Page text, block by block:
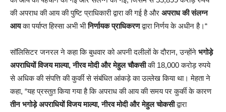
की अपराध की आय की पुष्टि प्राधिकारी द्वारा की गई है और अपराध की संलग्न
आयका पर्याप्त हिस्सा अभी भीनिर्णायक प्राधिकरणद्वारा निर्णय के अधीन है।“
सॉलिसिटर जनरल ने कहा कि बुधवार को अपनी दलीलों के दौरान, उन्होंने भगोड़े
अपराधियों विजय माल्या, नीरव मोदी और मेहुल चौकसीकी 18,000 करोड़ रुपये
से अधिक की संपत्ति की कुर्की से संबंधित आंकड़े का उल्लेख किया था। मेहता ने
कहा, “यह प्रस्तुत किया गया है कि अपराध की आय की समय पर कुर्की के कारण
तीन भगोड़े अपराधियों विजय माल्या, नीरव मोदी और मेहुल चोकसीद्वारा